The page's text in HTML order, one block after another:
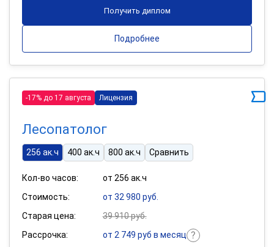
Получить диплом
Подробнее
-17% до 17 августа Лицензия
Лесопатолог
256 ак.ч 400 ак.ч 800 ак.ч Сравнить
Кол-во часов:
от 256 ак.ч
Стоимость:
от 32 980 руб.
Старая цена:
39 910 руб.
Рассрочка:
от 2 749 руб в месяц